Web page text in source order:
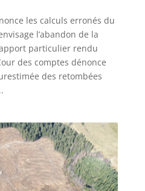
les calculs erronés du
l’abandon de la
particulier rendu
des comptes dénonce
des retombées